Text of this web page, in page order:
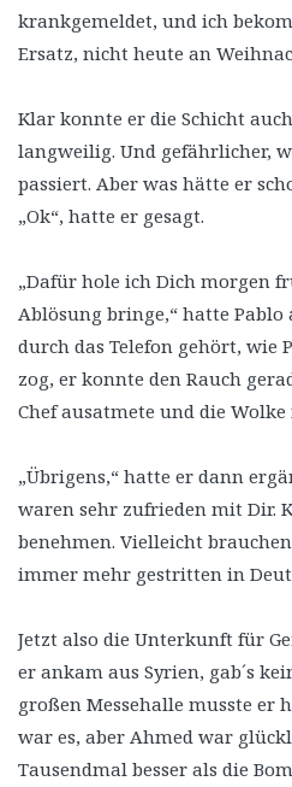
krankgemeldet, und ich
Ersatz, nicht heute an
Klar konnte er die Schicht
langweilig. Und gefährlicher,
passiert. Aber was hätte er
„Ok“, hatte er gesagt.
„Dafür hole ich Dich morgen
Ablösung bringe,“ hatte
durch das Telefon gehört, wie
zog, er konnte den Rauch
Chef ausatmete und die Wolke
„Übrigens,“ hatte er dann
waren sehr zufrieden mit Dir.
benehmen. Vielleicht
immer mehr gestritten in
Jetzt also die Unterkunft für
er ankam aus Syrien, gab´s
großen Messehalle musste er
war es, aber Ahmed war
Tausendmal besser als die